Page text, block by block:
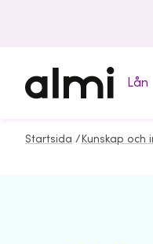
Lån
Startsida / Kunskap och